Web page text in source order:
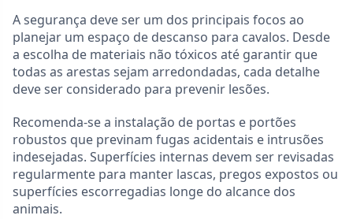
A segurança deve ser um dos principais focos ao
planejar um espaço de descanso para cavalos. Desde
a escolha de materiais não tóxicos até garantir que
todas as arestas sejam arredondadas, cada detalhe
deve ser considerado para prevenir lesões.
Recomenda-se a instalação de portas e portões
robustos que previnam fugas acidentais e intrusões
indesejadas. Superfícies internas devem ser revisadas
regularmente para manter lascas, pregos expostos ou
superfícies escorregadias longe do alcance dos
animais.